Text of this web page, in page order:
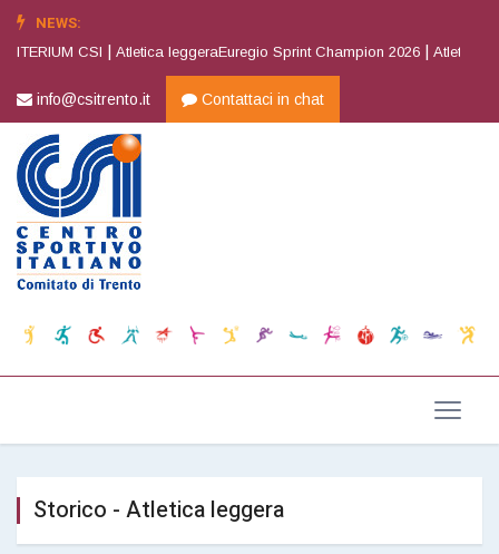
NEWS:
CSI |Atletica leggeraEuregio Sprint Champion 2026 |Atletica
info@csitrento.it Contattaci in chat
Storico - Atletica leggera